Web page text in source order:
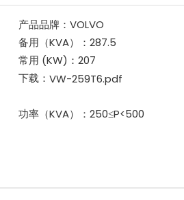
产品品牌： VOLVO
备用（KVA）： 287.5
常用 (KW)： 207
下载： VW-259T6.pdf
功率（KVA）： 250≤P<500